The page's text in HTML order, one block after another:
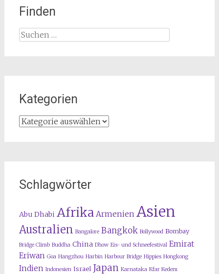
Finden
Suchen
nach:
Kategorien
Kategorien
Schlagwörter
Abu Dhabi Afrika Armenien Asien
Australien Bangalore Bangkok Bollywood Bombay
Bridge Climb Buddha China Dhow Eis- und Schneefestival Emirat
Eriwan Goa Hangzhou Harbin Harbour Bridge Hippies Hongkong
Indien Indonesien Israel Japan Karnataka Kfar Kedem